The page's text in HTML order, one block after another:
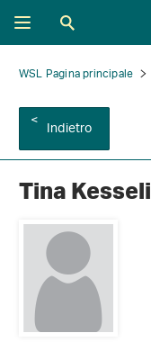
WSL Pagina principale
Indietro
Tina Kesseli